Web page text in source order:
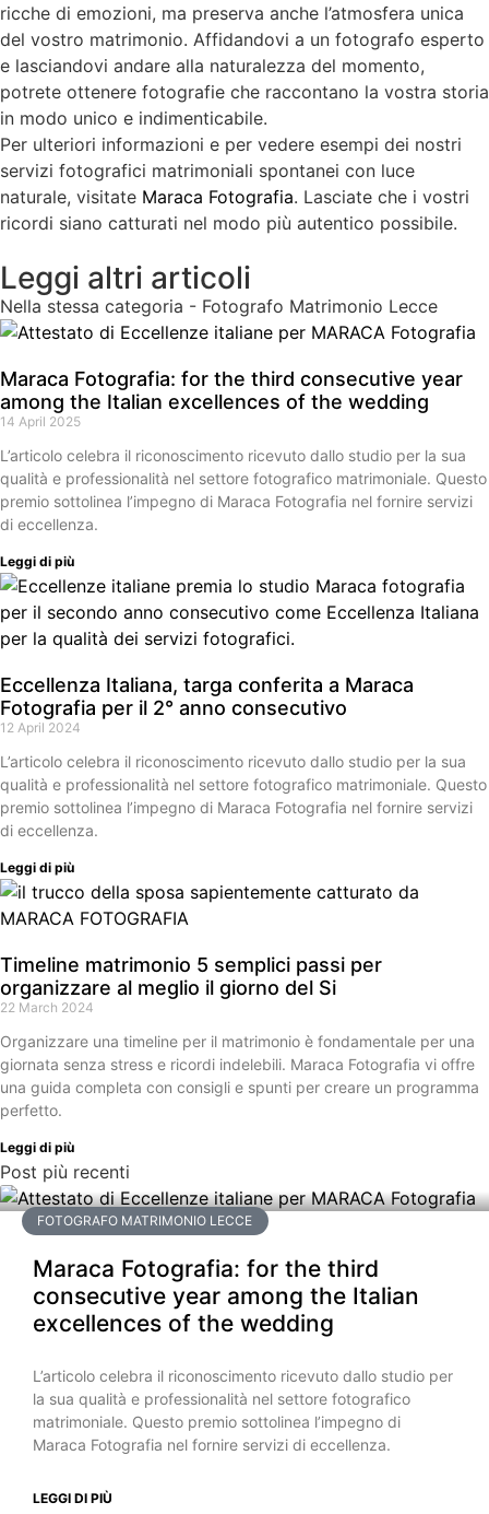
ricche di emozioni, ma preserva anche l’atmosfera unica
del vostro matrimonio. Affidandovi a un fotografo esperto
e lasciandovi andare alla naturalezza del momento,
potrete ottenere fotografie che raccontano la vostra storia
in modo unico e indimenticabile.
Per ulteriori informazioni e per vedere esempi dei nostri
servizi fotografici matrimoniali spontanei con luce
naturale, visitate Maraca Fotografia. Lasciate che i vostri
ricordi siano catturati nel modo più autentico possibile.
Leggi altri articoli
Nella stessa categoria - Fotografo Matrimonio Lecce
Maraca Fotografia: for the third consecutive year
among the Italian excellences of the wedding
14 April 2025
L’articolo celebra il riconoscimento ricevuto dallo studio per la sua
qualità e professionalità nel settore fotografico matrimoniale. Questo
premio sottolinea l’impegno di Maraca Fotografia nel fornire servizi
di eccellenza.
Leggi di più
Eccellenza Italiana, targa conferita a Maraca
Fotografia per il 2° anno consecutivo
12 April 2024
L’articolo celebra il riconoscimento ricevuto dallo studio per la sua
qualità e professionalità nel settore fotografico matrimoniale. Questo
premio sottolinea l’impegno di Maraca Fotografia nel fornire servizi
di eccellenza.
Leggi di più
Timeline matrimonio 5 semplici passi per
organizzare al meglio il giorno del Si
22 March 2024
Organizzare una timeline per il matrimonio è fondamentale per una
giornata senza stress e ricordi indelebili. Maraca Fotografia vi offre
una guida completa con consigli e spunti per creare un programma
perfetto.
Leggi di più
Post più recenti
FOTOGRAFO MATRIMONIO LECCE
Maraca Fotografia: for the third
consecutive year among the Italian
excellences of the wedding
L’articolo celebra il riconoscimento ricevuto dallo studio per
la sua qualità e professionalità nel settore fotografico
matrimoniale. Questo premio sottolinea l’impegno di
Maraca Fotografia nel fornire servizi di eccellenza.
LEGGI DI PIÙ